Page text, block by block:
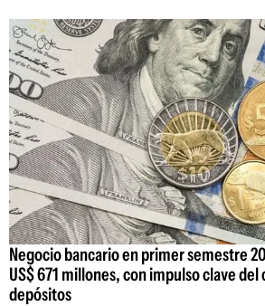
Negocio bancario en primer semestre
US$ 671 millones, con impulso clave
depósitos